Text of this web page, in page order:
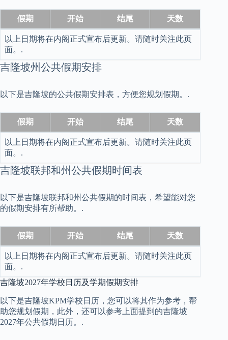
假期 开始 结尾 天数
以上日期将在内阁正式宣布后更新。请随时关注此页
面。.
吉隆坡州公共假期安排
以下是吉隆坡的公共假期安排表，方便您规划假期。.
假期 开始 结尾 天数
以上日期将在内阁正式宣布后更新。请随时关注此页
面。.
吉隆坡联邦和州公共假期时间表
以下是吉隆坡联邦和州公共假期的时间表，希望能对您
的假期安排有所帮助。.
假期 开始 结尾 天数
以上日期将在内阁正式宣布后更新。请随时关注此页
面。.
吉隆坡2027年学校日历及学期假期安排
以下是吉隆坡KPM学校日历，您可以将其作为参考，帮
助您规划假期，此外，还可以参考上面提到的吉隆坡
2027年公共假期日历。.